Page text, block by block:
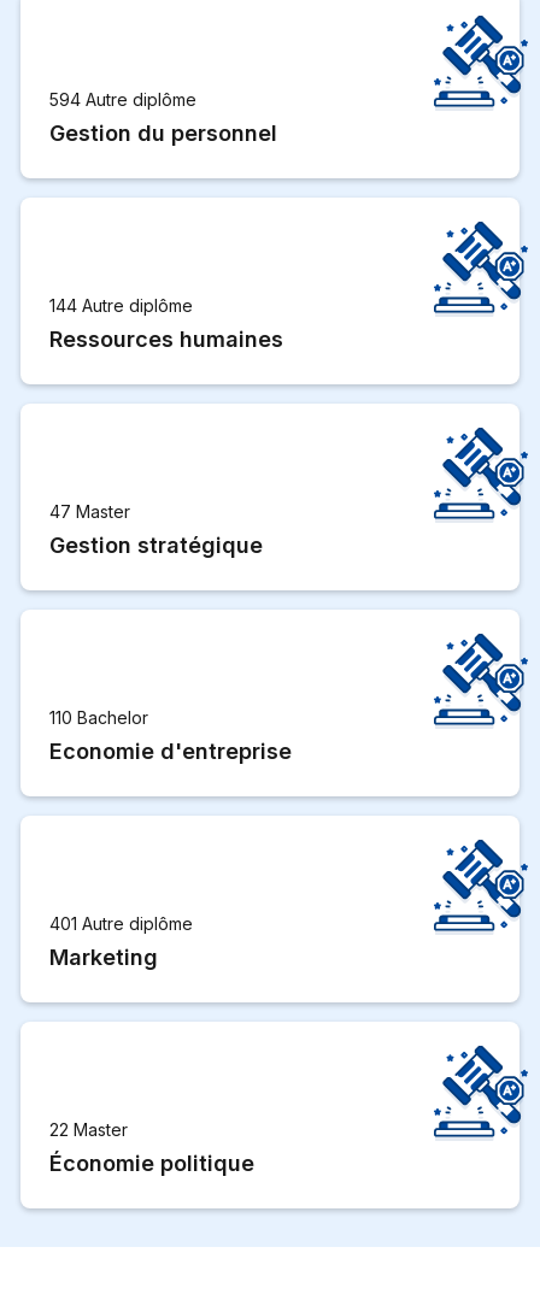
594 Autre diplôme
Gestion du personnel
144 Autre diplôme
Ressources humaines
47 Master
Gestion stratégique
110 Bachelor
Economie d'entreprise
401 Autre diplôme
Marketing
22 Master
Économie politique